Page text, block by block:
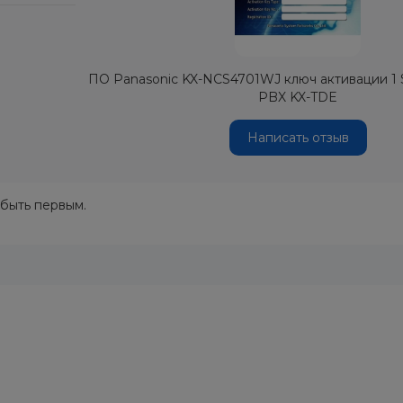
ПО Panasonic KX-NCS4701WJ ключ активации
PBX KX-TDE
Написать отзыв
первым.